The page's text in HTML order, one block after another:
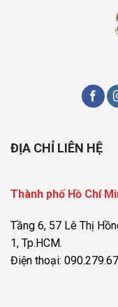
ĐỊA CHỈ LIÊN HỆ
Thành phố Hồ Chí
Tầng 6, 57 Lê Thị
1, Tp.HCM.
Điện thoại: